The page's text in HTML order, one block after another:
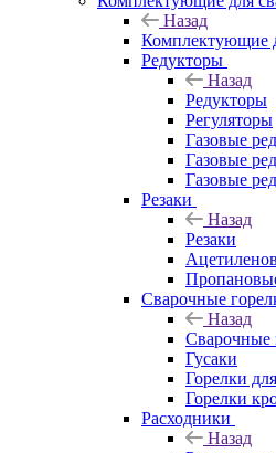
Назад
Комплектующие
Редукторы
Назад
Редукторы
Регуляторы
Газовые
Газовые
Газовые
Резаки
Назад
Резаки
Сварочные
Назад
Сварочные
Гусаки
Горелки
Горелки
Расходники
Назад